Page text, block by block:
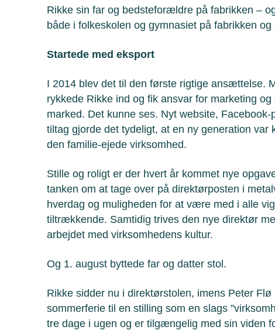
Rikke sin far og bedsteforældre på fabrikken –
både i folkeskolen og gymnasiet på fabrikken
Startede med eksport
I 2014 blev det til den første rigtige ansættelse.
rykkede Rikke ind og fik ansvar for marketing
marked. Det kunne ses. Nyt website,
tiltag gjorde det tydeligt, at en ny generation var
den familie-ejede virksomhed.
Stille og roligt er der hvert år kommet nye
tanken om at tage over på direktørposten i
hverdag og muligheden for at være med i alle
tiltrækkende. Samtidig trives den nye direktør
arbejdet med virksomhedens kultur.
Og 1. august byttede far og datter stol.
Rikke sidder nu i direktørstolen, imens Peter
sommerferie til en stilling som en slags
tre dage i ugen og er tilgængelig med sin viden